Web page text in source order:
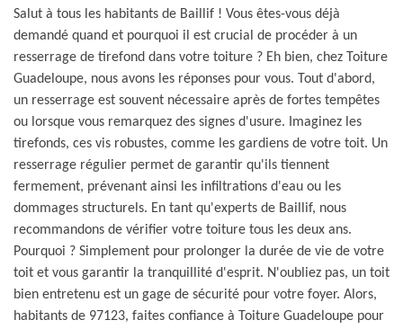
Salut à tous les habitants de Baillif ! Vous êtes-vous déjà
demandé quand et pourquoi il est crucial de procéder à un
resserrage de tirefond dans votre toiture ? Eh bien, chez Toiture
Guadeloupe, nous avons les réponses pour vous. Tout d'abord,
un resserrage est souvent nécessaire après de fortes tempêtes
ou lorsque vous remarquez des signes d'usure. Imaginez les
tirefonds, ces vis robustes, comme les gardiens de votre toit. Un
resserrage régulier permet de garantir qu'ils tiennent
fermement, prévenant ainsi les infiltrations d'eau ou les
dommages structurels. En tant qu'experts de Baillif, nous
recommandons de vérifier votre toiture tous les deux ans.
Pourquoi ? Simplement pour prolonger la durée de vie de votre
toit et vous garantir la tranquillité d'esprit. N'oubliez pas, un toit
bien entretenu est un gage de sécurité pour votre foyer. Alors,
habitants de 97123, faites confiance à Toiture Guadeloupe pour